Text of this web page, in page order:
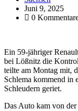
Juni 9, 2025
0
Ein 59-jähriger
bei Lößnitz die
teilte am Montag mit,
Schlema kommend in
Schleudern geriet.
Das Auto kam von der